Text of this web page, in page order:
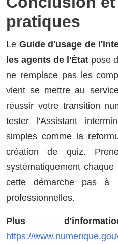
pratiques
Le Guide d'usage de
les agents de l'État pose
ne remplace pas les
vient se mettre au
réussir votre transition
tester l'Assistant
simples comme la
création de quiz.
systématiquement
cette démarche pas à
professionnelles.
Plus
https://